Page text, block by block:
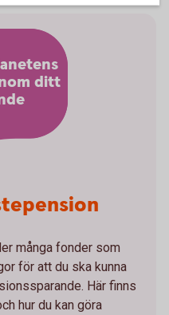
många fonder som
för att du ska kunna
Här finns
hur du kan göra
ditt